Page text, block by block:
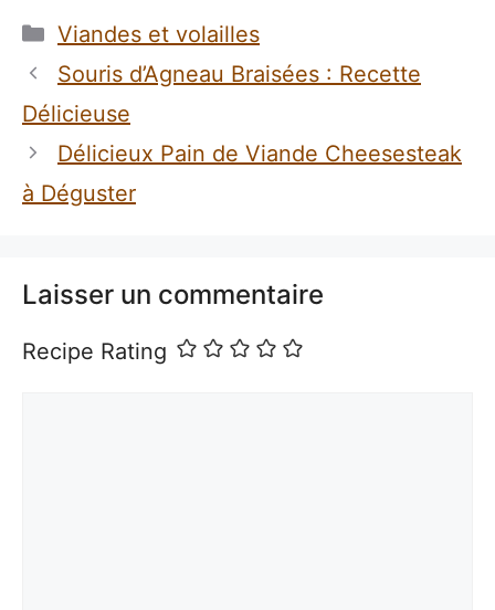
Catégories
Viandes et volailles
Souris d’Agneau Braisées : Recette
Délicieuse
Délicieux Pain de Viande Cheesesteak
à Déguster
Laisser un commentaire
Recipe Rating